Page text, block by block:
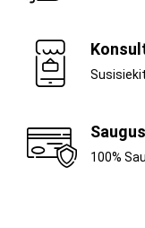
100%